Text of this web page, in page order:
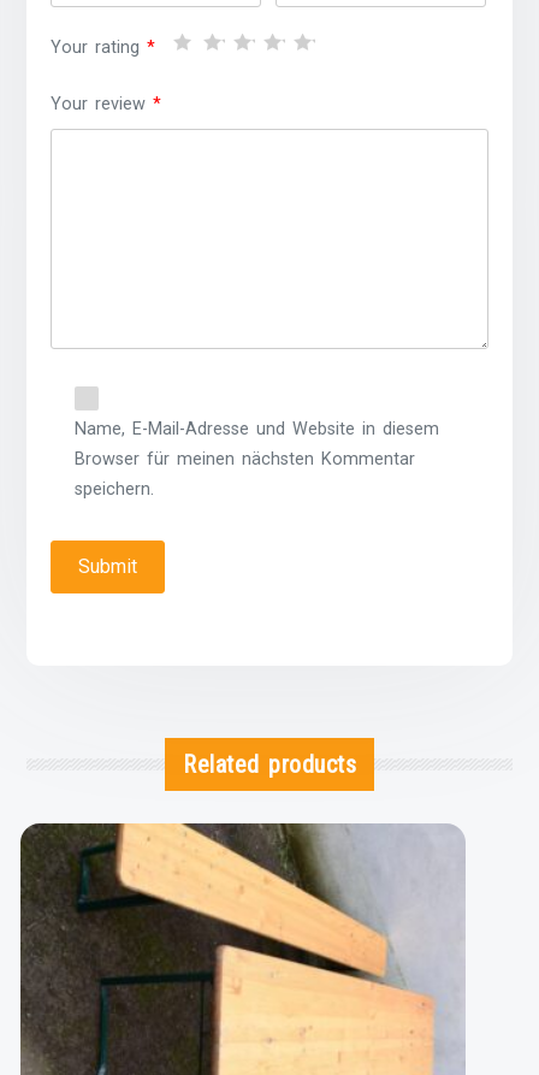
Your rating*
Your review*
Name, E-Mail-Adresse und Website in diesem
Browser für meinen nächsten Kommentar
speichern.
Related products